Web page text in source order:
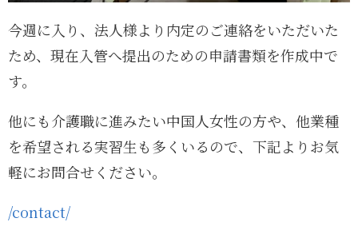
今週に入り、法人様より内定のご連絡をいただいた
ため、現在入管へ提出のための申請書類を作成中で
す。
他にも介護職に進みたい中国人女性の方や、他業種
を希望される実習生も多くいるので、下記よりお気
軽にお問合せください。
/contact/